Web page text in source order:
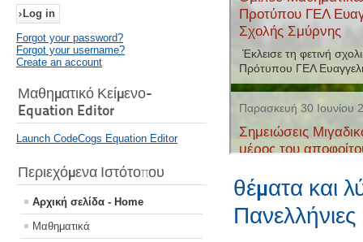
Forgot your password?
Forgot your username?
Create an account
Μαθηματικό Κείμενο-
Equation Editor
Launch CodeCogs Equation Editor
Περιεχόμενα Ιστότοπου
Αρχική σελίδα - Home
Μαθηματικά
θέματα και